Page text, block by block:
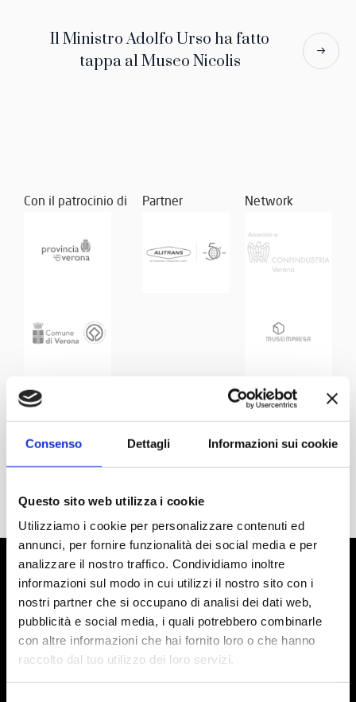
Consenso Dettagli Informazioni sui cookie
Questo sito web utilizza i cookie
Utilizziamo i cookie per personalizzare contenuti ed
annunci, per fornire funzionalità dei social media e per
analizzare il nostro traffico. Condividiamo inoltre
informazioni sul modo in cui utilizzi il nostro sito con i
nostri partner che si occupano di analisi dei dati web,
pubblicità e social media, i quali potrebbero combinarle
con altre informazioni che hai fornito loro o che hanno
raccolto dal tuo utilizzo dei loro servizi.
Il Ministro Adolfo Urso ha fatto
tappa al Museo Nicolis
Con il patrocinio di Partner Network